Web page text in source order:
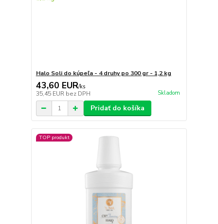
Halo Soli do kúpeľa - 4 druhy po 300 gr - 1,2 kg
43,60 EUR/ks
35,45 EUR bez DPH Skladom
Pridať do košíka
TOP produkt